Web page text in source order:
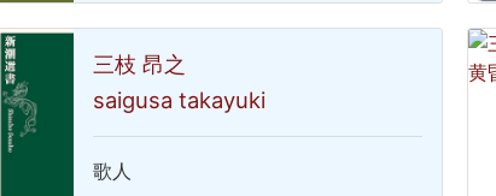
三枝 昂之
saigusa takayuki
歌人